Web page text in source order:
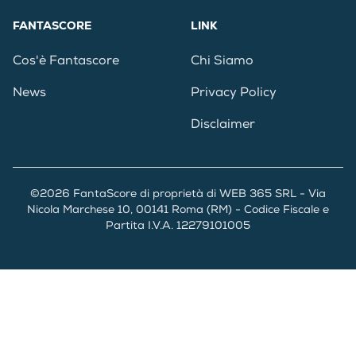
FANTASCORE
Cos'è Fantascore
News
LINK
Chi Siamo
Privacy Policy
Disclaimer
©2026 FantaScore di proprietà di WEB 365 SRL - Via
Nicola Marchese 10, 00141 Roma (RM) - Codice Fiscale e
Partita I.V.A. 12279101005